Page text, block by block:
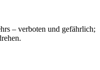
– verboten und gefährlich;